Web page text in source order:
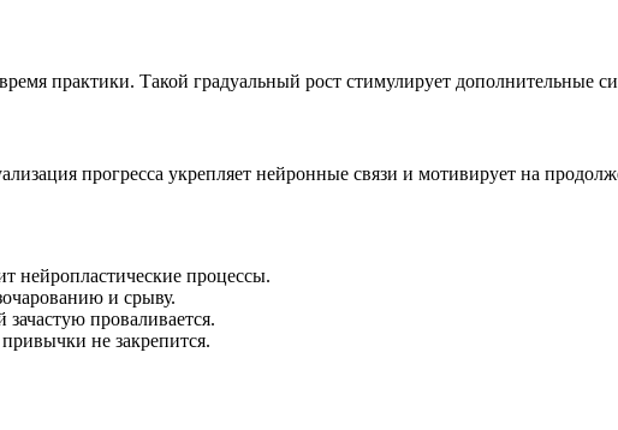
практики. Такой градуальный рост стимулирует дополнительные
прогресса укрепляет нейронные связи и мотивирует на
нейропластические процессы.
и срыву.
проваливается.
не закрепится.